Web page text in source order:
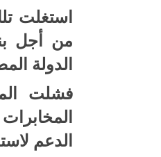
استغلت
من أجل
الدولة
فشلت
الدعم